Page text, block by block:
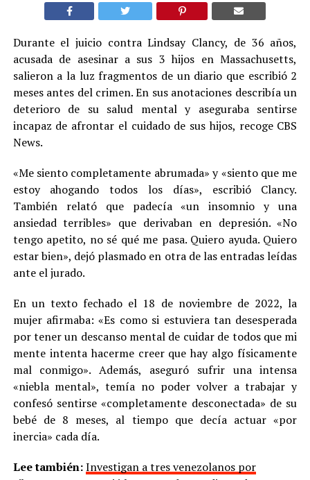
Durante el juicio contra Lindsay Clancy, de 36 años,
acusada de asesinar a sus 3 hijos en Massachusetts,
salieron a la luz fragmentos de un diario que escribió 2
meses antes del crimen. En sus anotaciones describía un
deterioro de su salud mental y aseguraba sentirse
incapaz de afrontar el cuidado de sus hijos, recoge CBS
News.
«Me siento completamente abrumada» y «siento que me
estoy ahogando todos los días», escribió Clancy.
También relató que padecía «un insomnio y una
ansiedad terribles» que derivaban en depresión. «No
tengo apetito, no sé qué me pasa. Quiero ayuda. Quiero
estar bien», dejó plasmado en otra de las entradas leídas
ante el jurado.
En un texto fechado el 18 de noviembre de 2022, la
mujer afirmaba: «Es como si estuviera tan desesperada
por tener un descanso mental de cuidar de todos que mi
mente intenta hacerme creer que hay algo físicamente
mal conmigo». Además, aseguró sufrir una intensa
«niebla mental», temía no poder volver a trabajar y
confesó sentirse «completamente desconectada» de su
bebé de 8 meses, al tiempo que decía actuar «por
inercia» cada día.
Lee también:Investigan a tres venezolanos por